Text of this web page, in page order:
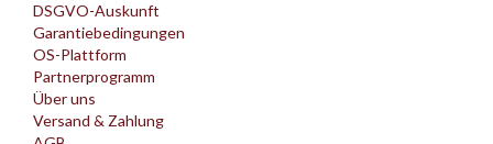
DSGVO-Auskunft
Garantiebedingungen
OS-Plattform
Partnerprogramm
Über uns
Versand & Zahlung